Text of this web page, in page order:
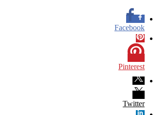
Facebook
Pinterest
Twitter